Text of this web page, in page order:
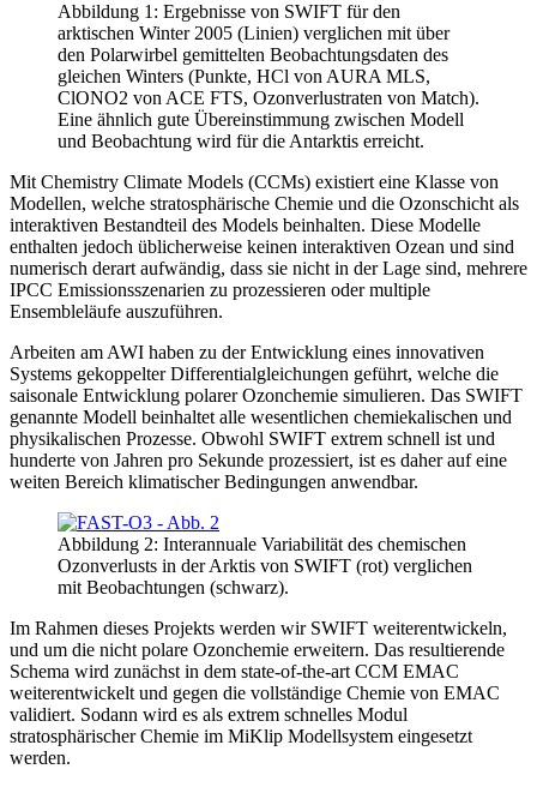
Abbildung 1: Ergebnisse von SWIFT für den
arktischen Winter 2005 (Linien) verglichen mit über
den Polarwirbel gemittelten Beobachtungsdaten des
gleichen Winters (Punkte, HCl von AURA MLS,
ClONO2 von ACE FTS, Ozonverlustraten von Match).
Eine ähnlich gute Übereinstimmung zwischen Modell
und Beobachtung wird für die Antarktis erreicht.
Mit Chemistry Climate Models (CCMs) existiert eine Klasse von
Modellen, welche stratosphärische Chemie und die Ozonschicht als
interaktiven Bestandteil des Models beinhalten. Diese Modelle
enthalten jedoch üblicherweise keinen interaktiven Ozean und sind
numerisch derart aufwändig, dass sie nicht in der Lage sind, mehrere
IPCC Emissionsszenarien zu prozessieren oder multiple
Ensembleläufe auszuführen.
Arbeiten am AWI haben zu der Entwicklung eines innovativen
Systems gekoppelter Differentialgleichungen geführt, welche die
saisonale Entwicklung polarer Ozonchemie simulieren. Das SWIFT
genannte Modell beinhaltet alle wesentlichen chemiekalischen und
physikalischen Prozesse. Obwohl SWIFT extrem schnell ist und
hunderte von Jahren pro Sekunde prozessiert, ist es daher auf eine
weiten Bereich klimatischer Bedingungen anwendbar.
Abbildung 2: Interannuale Variabilität des chemischen
Ozonverlusts in der Arktis von SWIFT (rot) verglichen
mit Beobachtungen (schwarz).
Im Rahmen dieses Projekts werden wir SWIFT weiterentwickeln,
und um die nicht polare Ozonchemie erweitern. Das resultierende
Schema wird zunächst in dem state-of-the-art CCM EMAC
weiterentwickelt und gegen die vollständige Chemie von EMAC
validiert. Sodann wird es als extrem schnelles Modul
stratosphärischer Chemie im MiKlip Modellsystem eingesetzt
werden.